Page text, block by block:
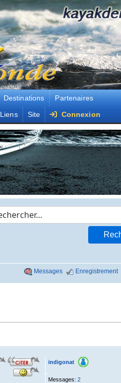
Destinations
Partenaires
Liens Site Connexion
Messages Enregistrement
indigonat
.
Messages: 2